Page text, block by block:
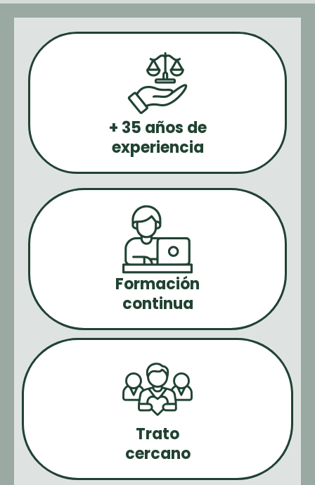
+ 35 años de
experiencia
Formación
continua
Trato
cercano